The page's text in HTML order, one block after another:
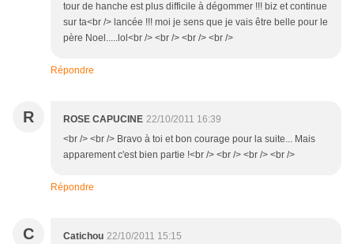
tour de hanche est plus difficile à dégommer !!! biz et continue
sur ta<br /> lancée !!! moi je sens que je vais être belle pour le
père Noel.....lol<br /> <br /> <br /> <br />
Répondre
R ROSE CAPUCINE 22/10/2011 16:39
<br /> <br /> Bravo à toi et bon courage pour la suite... Mais
apparement c'est bien partie !<br /> <br /> <br /> <br />
Répondre
C Catichou 22/10/2011 15:15